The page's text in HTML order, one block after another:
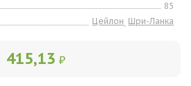
85
Цейлон, Шри-Ланка
415,13 ₽